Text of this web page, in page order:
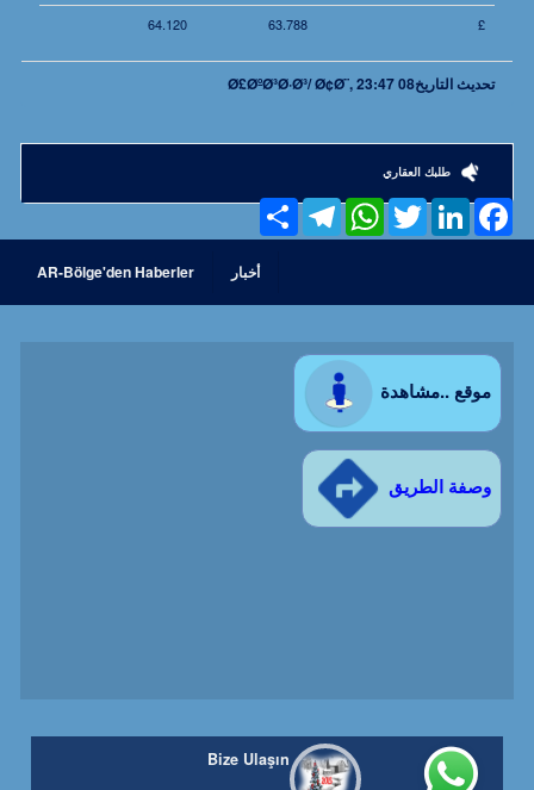
£
63.788
64.120
تحديث التاريخ08 Ø£ØºØ³Ø·Ø³/ Ø¢Ø¨, 23:47
طلبك العقاري
AR-Bölge'den Haberler أخبار
موقع ..مشاهدة
وصفة الطريق
Bize Ulaşın
Facebook
LinkedIn
Twitter
WhatsApp
Telegram
Share